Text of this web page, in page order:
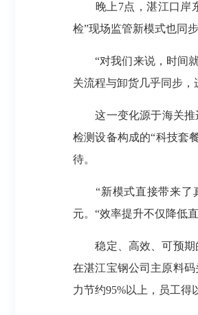
晚上7点，湛江口岸东
检”现场监管新模式也同步
“对我们来说，时间就
关流程与卸货几乎同步，
这一变化源于海关推
检测设备构成的“科技套
待。
“新模式直接带来了真
元。“效率提升不仅降低
稳定、高效、可预期的
在湛江宝钢公司主原料
力节约95%以上，员工得